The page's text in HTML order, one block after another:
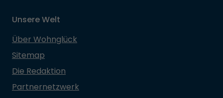
Unsere Welt
Über Wohnglück
Sitemap
Die Redaktion
Partnernetzwerk